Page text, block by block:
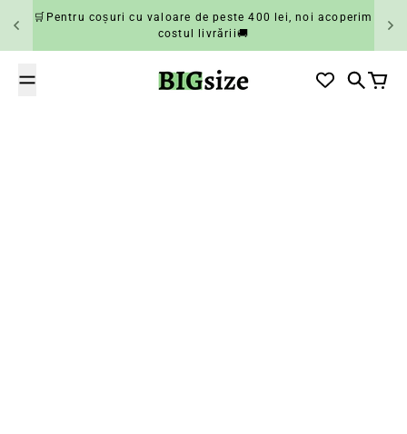
Salt la conținut
🛒Pentru coșuri cu valoare de peste 400 lei, noi acoperim
costul livrării🚚
BIGsize
Căutare
Coș